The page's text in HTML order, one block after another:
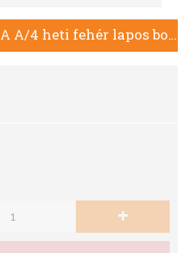
Határidőnapló ALISCA A/4 heti fehér lapos bordó 2026.
+